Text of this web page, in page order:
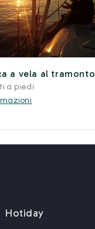
a vela al tramonto
a piedi
Hotiday